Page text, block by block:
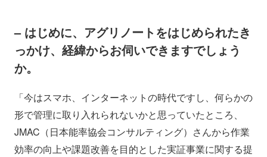
– はじめに、アグリノートをはじめられたき
っかけ、経緯からお伺いできますでしょう
か。
「今はスマホ、インターネットの時代ですし、何らかの
形で管理に取り入れられないかと思っていたところ、
JMAC（日本能率協会コンサルティング）さんから作業
効率の向上や課題改善を目的とした実証事業に関する提